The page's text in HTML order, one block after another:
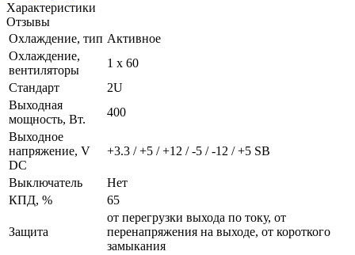
Характеристики
Отзывы
Охлаждение, тип Активное
Охлаждение,
вентиляторы
1 x 60
Стандарт
2U
Выходная
мощность, Вт.
400
Выходное
напряжение, V
DC
+3.3 / +5 / +12 / -5 / -12 / +5 SB
Выключатель
Нет
КПД, %
65
Защита
от перегрузки выхода по току, от
перенапряжения на выходе, от короткого
замыкания